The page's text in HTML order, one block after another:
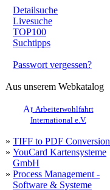
Detailsuche
Livesuche
TOP100
Suchtipps
Passwort vergessen?
Aus unserem Webkatalog
Arbeiterwohlfahrt
International e.V.
» TIFF to PDF Conversion
» YouCard Kartensysteme
GmbH
» Process Management -
Software & Systeme